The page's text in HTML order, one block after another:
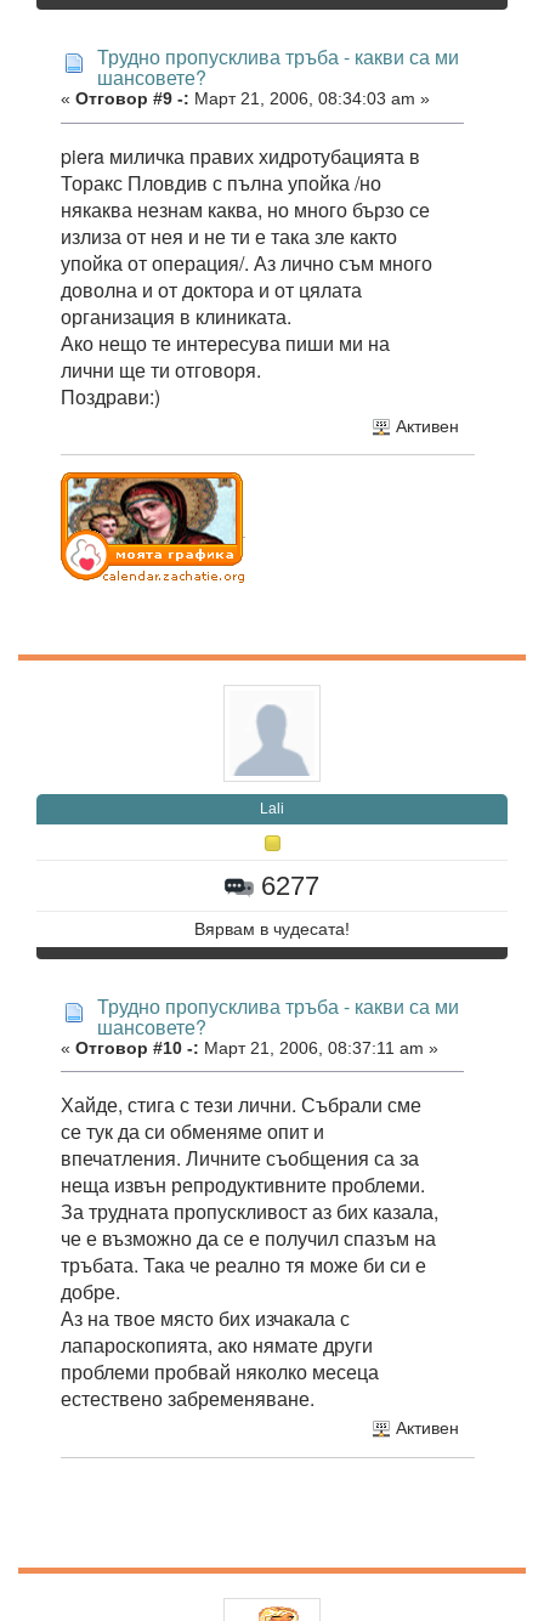
Трудно пропусклива тръба - какви са ми
шансовете?
« Отговор #9 -: Март 21, 2006, 08:34:03 am »
piera миличка правих хидротубацията в
Торакс Пловдив с пълна упойка /но
някаква незнам каква, но много бързо се
излиза от нея и не ти е така зле както
упойка от операция/. Аз лично съм много
доволна и от доктора и от цялата
организация в клиниката.
Ако нещо те интересува пиши ми на
лични ще ти отговоря.
Поздрави:)
Активен
Lali
6277
Вярвам в чудесата!
Трудно пропусклива тръба - какви са ми
шансовете?
« Отговор #10 -: Март 21, 2006, 08:37:11 am »
Хайде, стига с тези лични. Събрали сме
се тук да си обменяме опит и
впечатления. Личните съобщения са за
неща извън репродуктивните проблеми.
За трудната пропускливост аз бих казала,
че е възможно да се е получил спазъм на
тръбата. Така че реално тя може би си е
добре.
Аз на твое място бих изчакала с
лапароскопията, ако нямате други
проблеми пробвай няколко месеца
естествено забременяване.
Активен